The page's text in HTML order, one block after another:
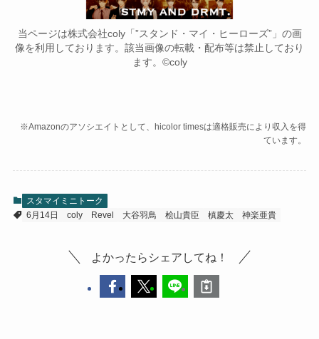
当ページは株式会社coly「”スタンド・マイ・ヒーローズ”」の画
像を利用しております。該当画像の転載・配布等は禁止しており
ます。©coly
※Amazonのアソシエイトとして、hicolor timesは適格販売により収入を得
ています。
スタマイミニトーク
6月14日
coly Revel 大谷羽鳥 桧山貴臣 槙慶太 神楽亜貴
よかったらシェアしてね！